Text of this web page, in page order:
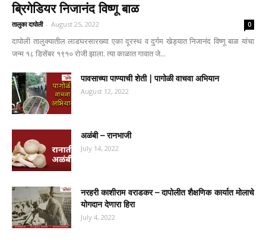
ब्रिगेडियर निजानंद विष्णू बाळ
तालुका दापोली - August 25, 2022 0
दापोली तालुक्यातील लाडघरसारख्या एका दूरस्थ व दुर्गम खेड्यात निजानंद विष्णू बाळ यांचा
जन्म १८ डिसेंबर १९१० रोजी झाला. त्या काळात गावात जे...
पावसाच्या पाण्याची शेती | पागोळी वाचवा अभियान
August 12, 2022
अळंबी – रानभाजी
July 14, 2022
नरहरी काशीराम वराडकर – दापोलीत शैक्षणिक कार्यात मोलाचे
योगदान देणारा हिरा
July 4, 2022